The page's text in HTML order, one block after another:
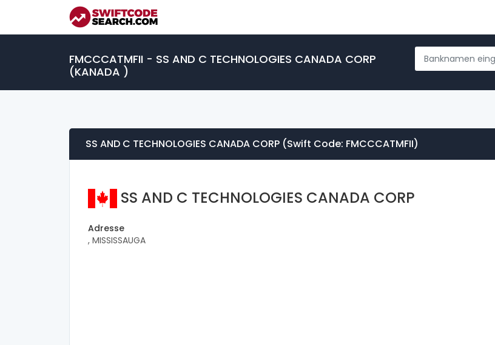
FMCCCATMFII - SS AND C TECHNOLOGIES CANADA CORP
(KANADA )
SS AND C TECHNOLOGIES CANADA CORP (Swift Code: FMCCCATMFII)
SS AND C TECHNOLOGIES CANADA CORP
Adresse
, MISSISSAUGA